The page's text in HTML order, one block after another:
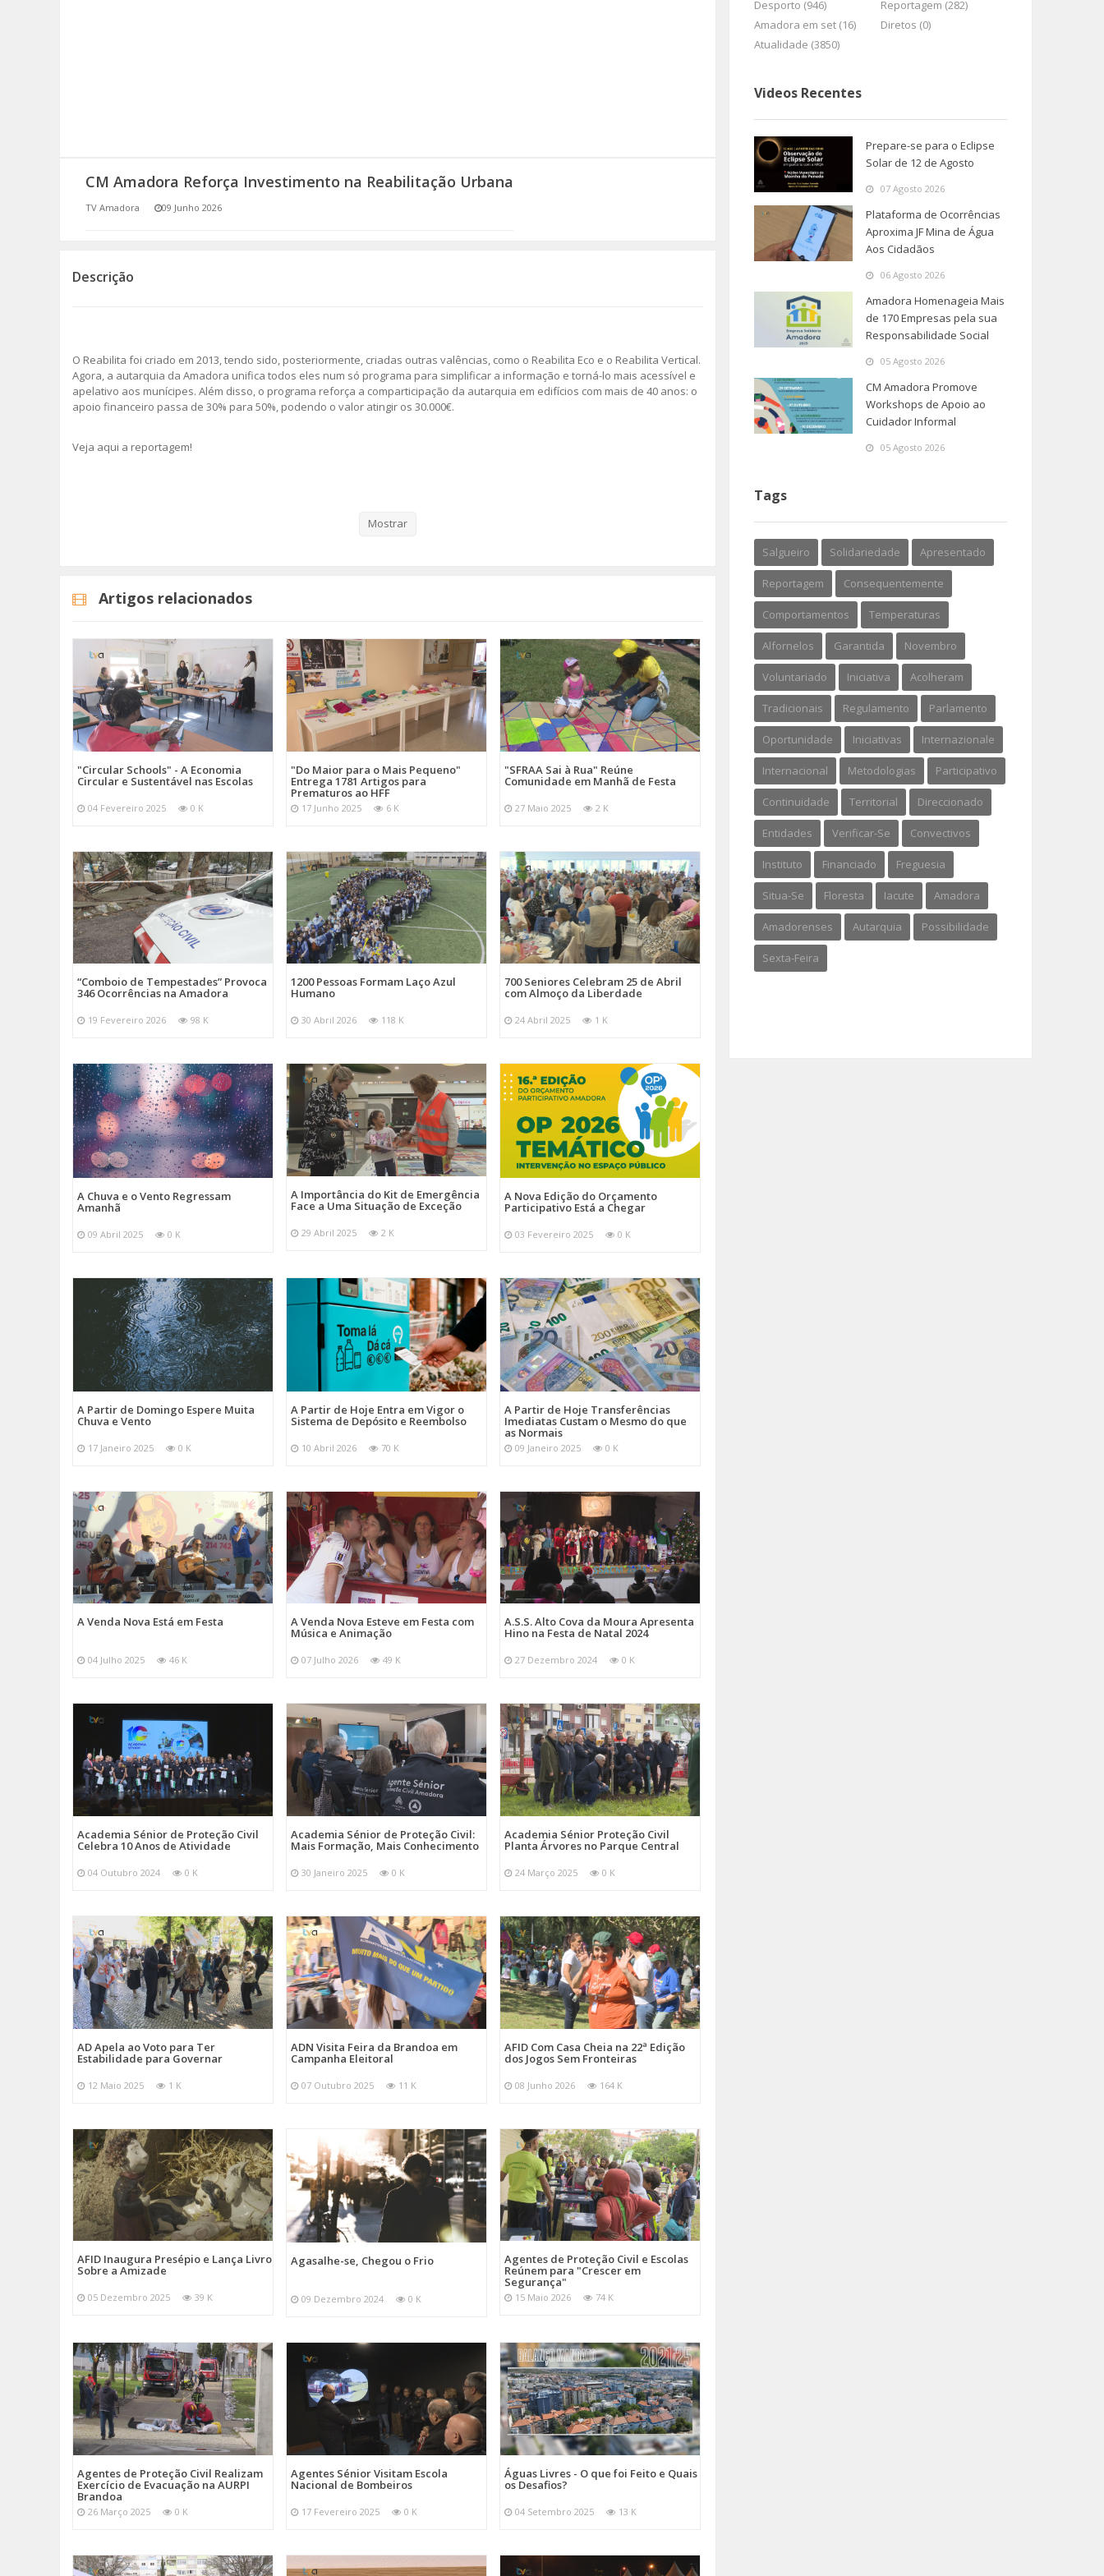
(RE) PENSAMENTOS
CM Amadora Reforça Investimento na Reabilitação Urbana
TV Amadora 09 Junho 2026
Descrição
O Reabilita foi criado em 2013, tendo sido, posteriormente, criadas outras valências, como o Reabilita Eco e o Reabilita Vertical.
Agora, a autarquia da Amadora unifica todos eles num só programa para simplificar a informação e torná-lo mais acessível e
apelativo aos munícipes. Além disso, o programa reforça a comparticipação da autarquia em edifícios com mais de 40 anos: o
apoio financeiro passa de 30% para 50%, podendo o valor atingir os 30.000€.
Veja aqui a reportagem!
Mostrar
Artigos relacionados
"Circular Schools" - A Economia
Circular e Sustentável nas Escolas
04 Fevereiro 2025 0 K
"Do Maior para o Mais Pequeno"
Entrega 1781 Artigos para
Prematuros ao HFF
17 Junho 2025 6 K
"SFRAA Sai à Rua" Reúne
Comunidade em Manhã de Festa
27 Maio 2025 2 K
“Comboio de Tempestades” Provoca
346 Ocorrências na Amadora
19 Fevereiro 2026 98 K
1200 Pessoas Formam Laço Azul
Humano
30 Abril 2026 118 K
700 Seniores Celebram 25 de Abril
com Almoço da Liberdade
24 Abril 2025 1 K
A Chuva e o Vento Regressam
Amanhã
09 Abril 2025 0 K
A Importância do Kit de Emergência
Face a Uma Situação de Exceção
29 Abril 2025 2 K
A Nova Edição do Orçamento
Participativo Está a Chegar
03 Fevereiro 2025 0 K
A Partir de Domingo Espere Muita
Chuva e Vento
17 Janeiro 2025 0 K
A Partir de Hoje Entra em Vigor o
Sistema de Depósito e Reembolso
10 Abril 2026 70 K
A Partir de Hoje Transferências
Imediatas Custam o Mesmo do que
as Normais
09 Janeiro 2025 0 K
A Venda Nova Está em Festa
04 Julho 2025 46 K
A Venda Nova Esteve em Festa com
Música e Animação
07 Julho 2026 49 K
A.S.S. Alto Cova da Moura Apresenta
Hino na Festa de Natal 2024
27 Dezembro 2024 0 K
Academia Sénior de Proteção Civil
Celebra 10 Anos de Atividade
04 Outubro 2024 0 K
Academia Sénior de Proteção Civil:
Mais Formação, Mais Conhecimento
30 Janeiro 2025 0 K
Academia Sénior Proteção Civil
Planta Árvores no Parque Central
24 Março 2025 0 K
AD Apela ao Voto para Ter
Estabilidade para Governar
12 Maio 2025 1 K
ADN Visita Feira da Brandoa em
Campanha Eleitoral
07 Outubro 2025 11 K
AFID Com Casa Cheia na 22ª Edição
dos Jogos Sem Fronteiras
08 Junho 2026 164 K
AFID Inaugura Presépio e Lança Livro
Sobre a Amizade
05 Dezembro 2025 39 K
Agasalhe-se, Chegou o Frio
09 Dezembro 2024 0 K
Agentes de Proteção Civil e Escolas
Reúnem para "Crescer em
Segurança"
15 Maio 2026 74 K
Agentes de Proteção Civil Realizam
Exercício de Evacuação na AURPI
Brandoa
26 Março 2025 0 K
Agentes Sénior Visitam Escola
Nacional de Bombeiros
17 Fevereiro 2025 0 K
Águas Livres - O que foi Feito e Quais
os Desafios?
04 Setembro 2025 13 K
Desporto (946)
Reportagem (282)
Amadora em set (16)
Diretos (0)
Atualidade (3850)
Videos Recentes
Prepare-se para o Eclipse
Solar de 12 de Agosto
07 Agosto 2026
Plataforma de Ocorrências
Aproxima JF Mina de Água
Aos Cidadãos
06 Agosto 2026
Amadora Homenageia Mais
de 170 Empresas pela sua
Responsabilidade Social
05 Agosto 2026
CM Amadora Promove
Workshops de Apoio ao
Cuidador Informal
05 Agosto 2026
Tags
Salgueiro Solidariedade Apresentado
Reportagem Consequentemente
Comportamentos Temperaturas
Alfornelos Garantida Novembro
Voluntariado Iniciativa Acolheram
Tradicionais Regulamento Parlamento
Oportunidade Iniciativas Internazionale
Internacional Metodologias Participativo
Continuidade Territorial Direccionado
Entidades Verificar-Se Convectivos
Instituto Financiado Freguesia
Situa-Se Floresta Iacute Amadora
Amadorenses Autarquia Possibilidade
Sexta-Feira